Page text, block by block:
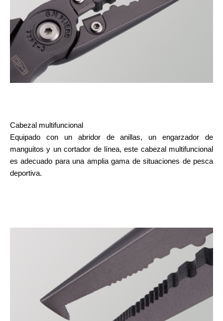
Cabezal multifuncional
Equipado con un abridor de anillas, un engarzador de
manguitos y un cortador de línea, este cabezal multifuncional
es adecuado para una amplia gama de situaciones de pesca
deportiva.